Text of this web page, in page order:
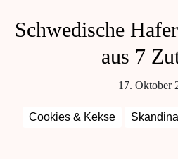
Schwedische
aus 7
17. Oktober
Cookies & Kekse